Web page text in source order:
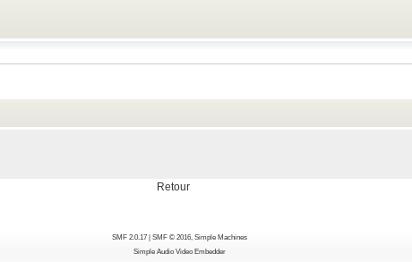
Retour
SMF 2.0.17 | SMF © 2016, Simple Machines
Simple Audio Video Embedder